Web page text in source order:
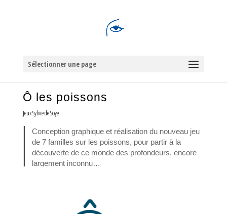
Sélectionner une page
Ô les poissons
Jeux Sylvie de Soye
Conception graphique et réalisation du nouveau jeu
de 7 familles sur les poissons, pour partir à la
découverte de ce monde des profondeurs, encore
largement inconnu…